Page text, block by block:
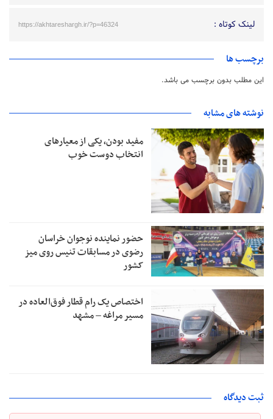
لینک کوتاه : https://akhtareshargh.ir/?p=46324
برچسب ها
این مطلب بدون برچسب می باشد.
نوشته های مشابه
مفید بودن، یکی از معیارهای
انتخاب دوست خوب
حضور نماینده نوجوان خراسان
رضوی در مسابقات تنیس روی میز
کشور
اختصاص یک رام قطار فوق‌العاده در
مسیر مراغه – مشهد
ثبت دیدگاه